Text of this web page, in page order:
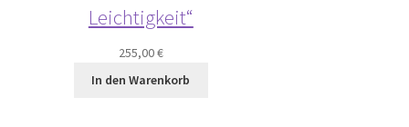
Leichtigkeit“
255,00€
In den Warenkorb